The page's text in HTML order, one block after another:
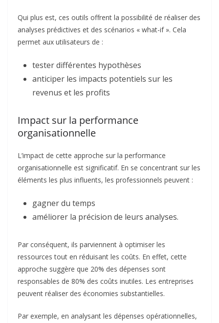
Qui plus est, ces outils offrent la possibilité de réaliser des
analyses prédictives et des scénarios « what-if ». Cela
permet aux utilisateurs de :
tester différentes hypothèses
anticiper les impacts potentiels sur les
revenus et les profits
Impact sur la performance
organisationnelle
L’impact de cette approche sur la performance
organisationnelle est significatif. En se concentrant sur les
éléments les plus influents, les professionnels peuvent :
gagner du temps
améliorer la précision de leurs analyses.
Par conséquent, ils parviennent à optimiser les
ressources tout en réduisant les coûts. En effet, cette
approche suggère que 20% des dépenses sont
responsables de 80% des coûts inutiles. Les entreprises
peuvent réaliser des économies substantielles.
Par exemple, en analysant les dépenses opérationnelles,